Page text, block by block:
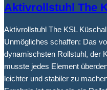
Aktivrollstuhl The
Aktivrollstuhl The KSL
Unmögliches schaffen: Das
dynamischsten Rollstuhl, der
musste jedes Element
leichter und stabiler zu